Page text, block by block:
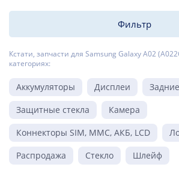
Фильтр
Кстати, запчасти для Samsung Galaxy A02
категориях:
Аккумуляторы Дисплеи
Защитные стекла
Камера
Коннекторы SIM, MMC, АКБ, LCD
Распродажа
Стекло Шлейф